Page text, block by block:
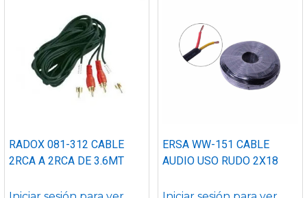
RADOX 081-312 CABLE
2RCA A 2RCA DE 3.6MT
ERSA WW-151 CABLE
AUDIO USO RUDO 2X18